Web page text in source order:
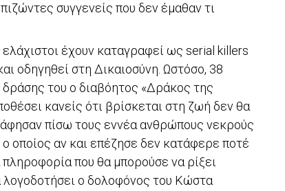
συγγενείς που δεν έμαθαν τι
έχουν καταγραφεί ως serial killers
οδηγηθεί στη Δικαιοσύνη. Ωστόσο, 38
του ο διαβόητος «Δράκος της
κανείς ότι βρίσκεται στη ζωή δεν θα
άφησαν πίσω τους εννέα ανθρώπους νεκρούς
οποίος αν και επέζησε δεν κατάφερε ποτέ
που θα μπορούσε να ρίξει
ο δολοφόνος του Κώστα